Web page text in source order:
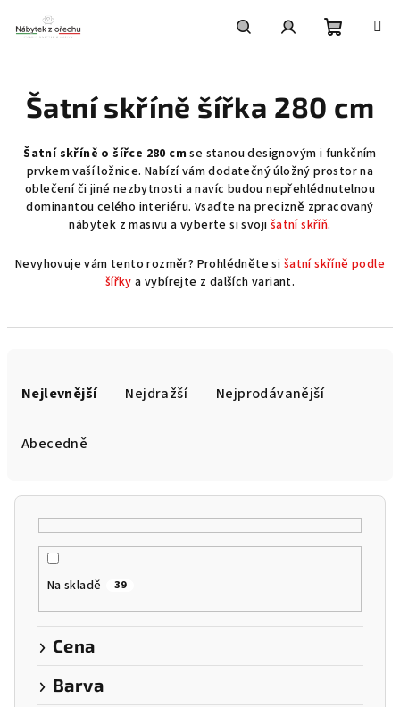
obsah
košík
Šatní skříně šířka 280 cm
Šatní skříně o šířce 280 cm se stanou designovým i funkčním
prvkem vaší ložnice. Nabízí vám dodatečný úložný prostor na
oblečení či jiné nezbytnosti a navíc budou nepřehlédnutelnou
dominantou celého interiéru. Vsaďte na precizně zpracovaný
nábytek z masivu a vyberte si svoji šatní skříň.
Nevyhovuje vám tento rozměr? Prohlédněte si šatní skříně podle
šířky a vybírejte z dalších variant.
Nejlevnější Nejdražší Nejprodávanější
Abecedně
Na skladě 39
Cena
Barva